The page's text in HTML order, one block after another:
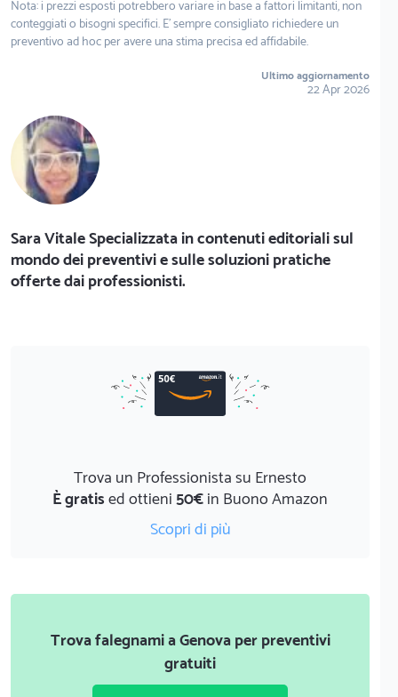
Nota: i prezzi esposti potrebbero variare in base a fattori limitanti, non
conteggiati o bisogni specifici. E' sempre consigliato richiedere un
preventivo ad hoc per avere una stima precisa ed affidabile.
Ultimo aggiornamento
22 Apr 2026
Sara Vitale Specializzata in contenuti editoriali sul
mondo dei preventivi e sulle soluzioni pratiche
offerte dai professionisti.
Trova un Professionista su Ernesto
È gratised ottieni50€in Buono Amazon
Scopri di più
Trova falegnami a Genova per preventivi
gratuiti